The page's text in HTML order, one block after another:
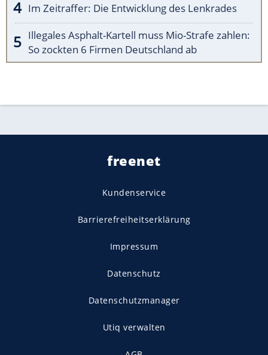
Im Zeitraffer: Die Entwicklung des Lenkrades
Illegales Asphalt-Kartell muss Mio-Strafe zahlen:
So zockten 6 Firmen Deutschland ab
freenet
Kundenservice
Barrierefreiheitserklärung
Impressum
Datenschutz
Datenschutzmanager
Utiq verwalten